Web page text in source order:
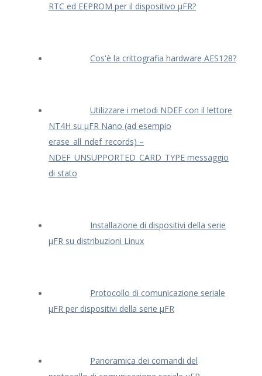
RTC ed EEPROM per il dispositivo μFR?
Cos'è la crittografia hardware AES128?
Utilizzare i metodi NDEF con il lettore
NT4H su μFR Nano (ad esempio
erase_all_ndef_records) –
NDEF_UNSUPPORTED_CARD_TYPE messaggio
di stato
Installazione di dispositivi della serie
μFR su distribuzioni Linux
Protocollo di comunicazione seriale
μFR per dispositivi della serie μFR
Panoramica dei comandi del